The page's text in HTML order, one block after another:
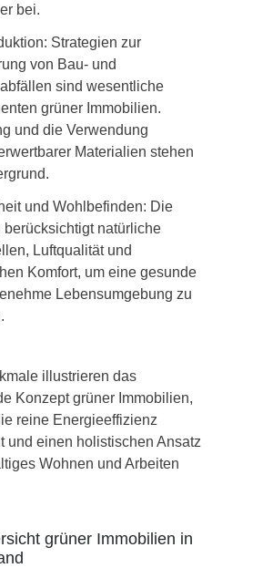
bei.
Strategien zur
von Bau- und
sind wesentliche
grüner Immobilien.
und die Verwendung
Materialien stehen
und Wohlbefinden: Die
berücksichtigt natürliche
Luftqualität und
Komfort, um eine gesunde
Lebensumgebung zu
illustrieren das
Konzept grüner Immobilien,
reine Energieeffizienz
und einen holistischen Ansatz
Wohnen und Arbeiten
grüner Immobilien in